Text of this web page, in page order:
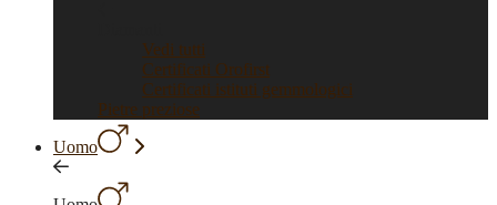
Vedi tutti
Certificati Orofirst
Certificati istituti gemmologici
Pietre preziose
Uomo